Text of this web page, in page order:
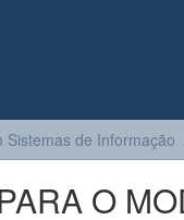
Sistemas de Informação
O